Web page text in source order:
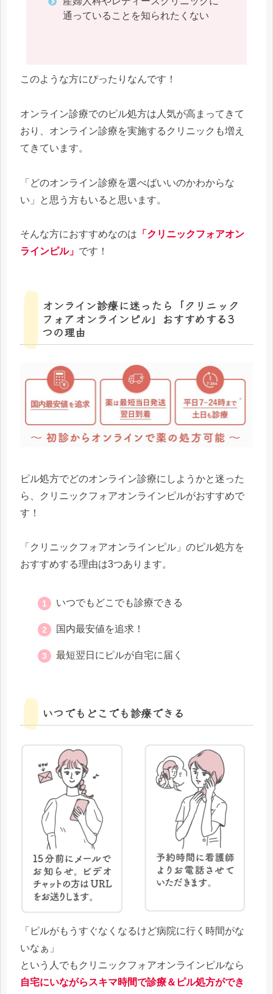
通っていることを知られたくない
このような方にぴったりなんです！
オンライン診療でのピル処方は人気が高まってきて
おり、オンライン診療を実施するクリニックも増え
てきています。
「どのオンライン診療を選べばいいのかわからな
い」と思う方もいると思います。
そんな方におすすめなのは 「クリニックフォアオン
ラインピル」 です！
オンライン診療に迷ったら「クリニック
フォアオンラインピル」おすすめする3
つの理由
ピル処方でどのオンライン診療にしようかと迷った
ら、クリニックフォアオンラインピルがおすすめで
す！
「クリニックフォアオンラインピル」のピル処方を
おすすめする理由は3つあります。
いつでもどこでも診療できる
国内最安値を追求！
最短翌日にピルが自宅に届く
いつでもどこでも診療できる
「ピルがもうすぐなくなるけど病院に行く時間がな
いなぁ」
という人でもクリニックフォアオンラインピルなら
自宅にいながらスキマ時間で診療＆ピル処方ができ